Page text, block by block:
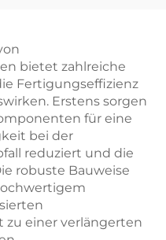
bietet zahlreiche
Fertigungseffizienz
Erstens sorgen
für eine
bei der
reduziert und die
robuste Bauweise
einer verlängerten